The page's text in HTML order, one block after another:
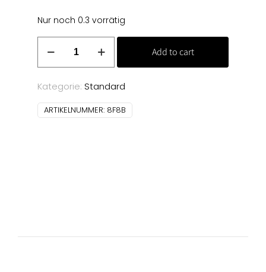
Nur noch 0.3 vorrätig
Roma
Stretch
-
grau
Add to cart
Kategorie: Standard
ARTIKELNUMMER: 8F8B